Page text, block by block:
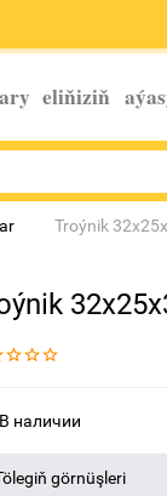
eliňiziň
Troýnik
В наличии
görnüşleri